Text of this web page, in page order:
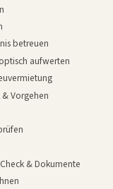
betreuen
aufwerten
Vorgehen
& Dokumente